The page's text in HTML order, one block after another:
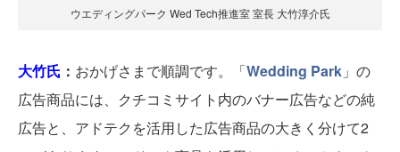
ウエディングパーク Wed Tech推進室 室長 大竹淳介氏
大竹氏 ： おかげさまで順調です。「Wedding Park 」の
広告商品には、クチコミサイト内のバナー広告などの純
広告と、アドテクを活用した広告商品の大きく分けて2